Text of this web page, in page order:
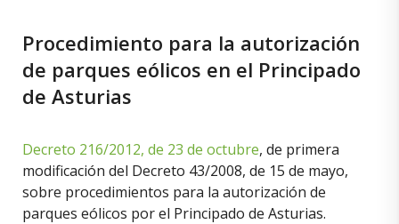
Procedimiento para la autorización
de parques eólicos en el Principado
de Asturias
Decreto 216/2012, de 23 de octubre, de primera
modificación del Decreto 43/2008, de 15 de mayo,
sobre procedimientos para la autorización de
parques eólicos por el Principado de Asturias.